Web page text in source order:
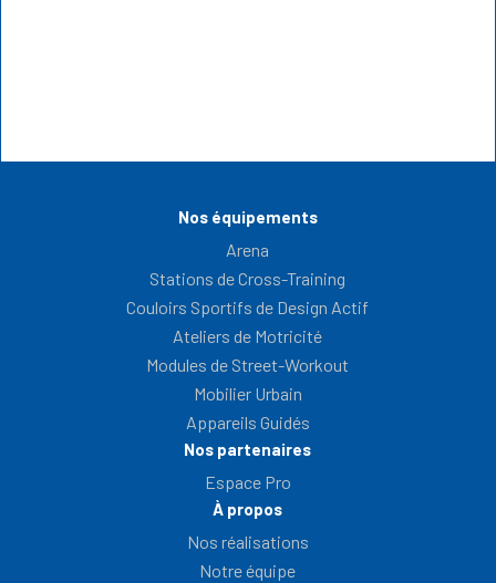
Nos équipements
Arena
Stations de Cross-Training
Couloirs Sportifs de Design Actif
Ateliers de Motricité
Modules de Street-Workout
Mobilier Urbain
Appareils Guidés
Nos partenaires
Espace Pro
À propos
Nos réalisations
Notre équipe